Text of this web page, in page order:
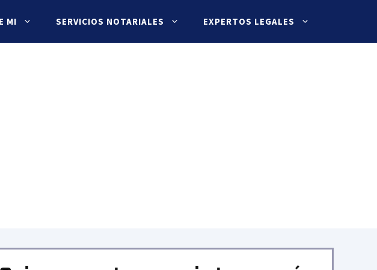
MI SERVICIOS NOTARIALES EXPERTOS LEGALES